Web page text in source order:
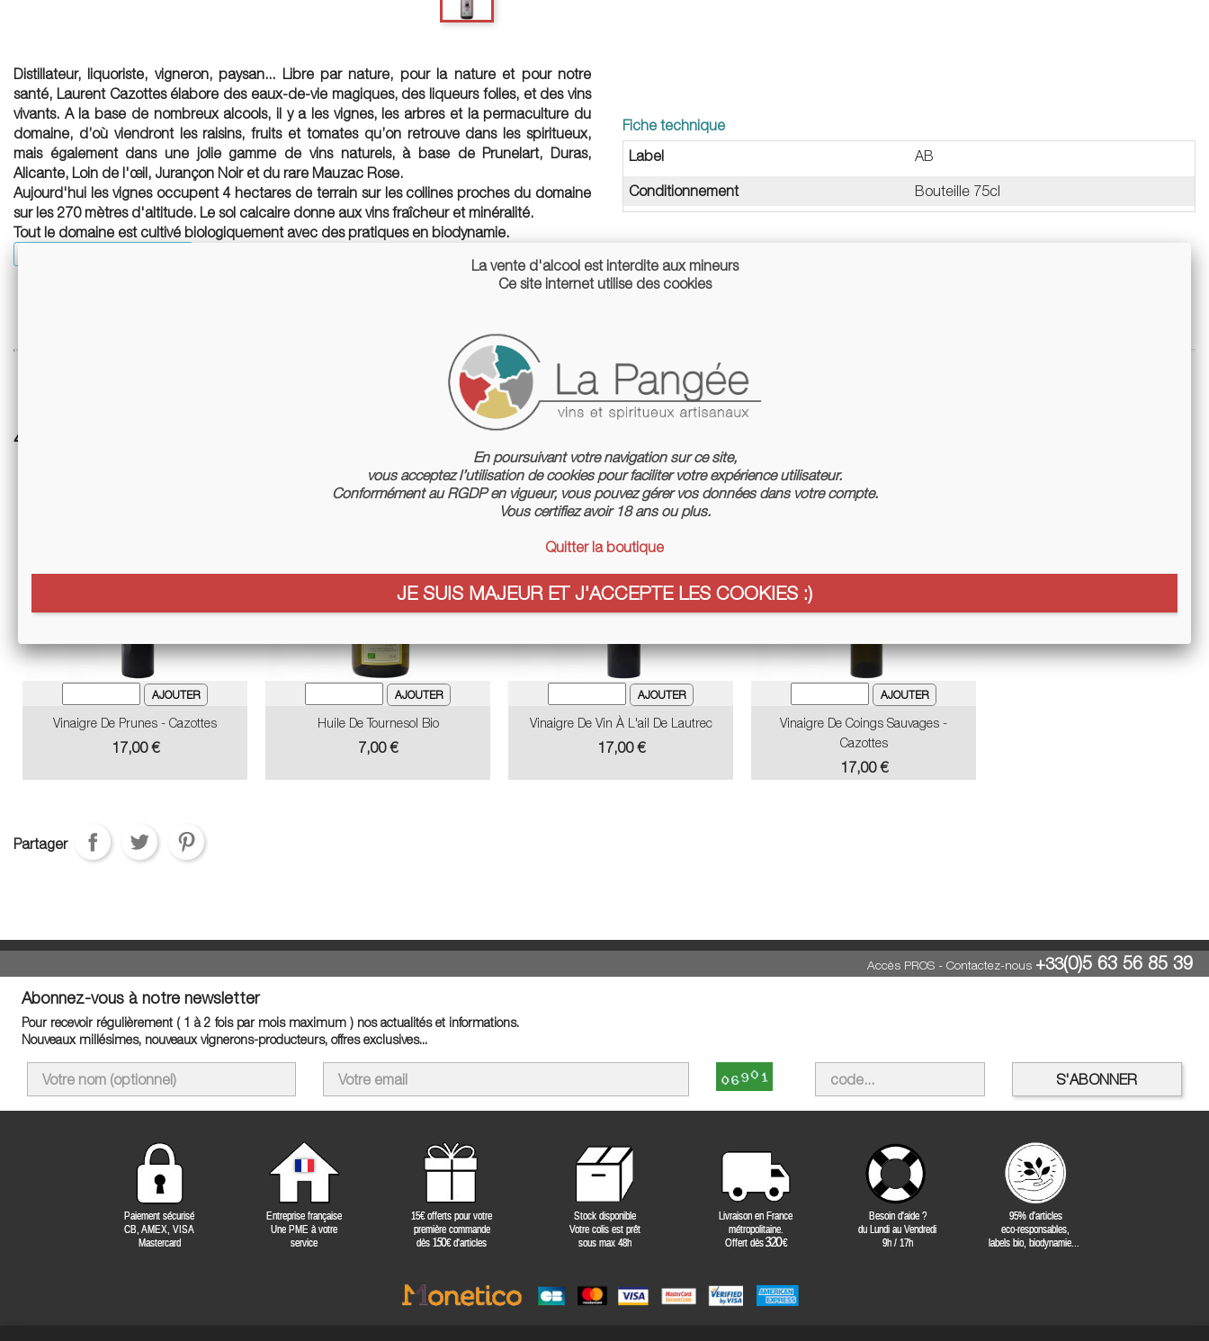
Distillateur, liquoriste, vigneron, paysan... Libre par nature, pour la nature et pour notre
santé, Laurent Cazottes élabore des eaux-de-vie magiques, des liqueurs folles, et des vins
vivants. A la base de nombreux alcools, il y a les vignes, les arbres et la permaculture du
domaine, d’où viendront les raisins, fruits et tomates qu’on retrouve dans les spiritueux,
mais également dans une jolie gamme de vins naturels, à base de Prunelart, Duras,
Alicante, Loin de l'œil, Jurançon Noir et du rare Mauzac Rose.
Aujourd'hui les vignes occupent 4 hectares de terrain sur les collines proches du domaine
sur les 270 mètres d'altitude. Le sol calcaire donne aux vins fraîcheur et minéralité.
Tout le domaine est cultivé biologiquement avec des pratiques en biodynamie.
Fiche technique
Label
AB
Conditionnement Bouteille 75cl
4 autres références associées :
Vinaigre De Prunes - Cazottes
Prix
17,00 €
Huile De Tournesol Bio
Prix
7,00 €
Vinaigre De Vin À L'ail De Lautrec
Prix
17,00 €
Vinaigre De Coings Sauvages -
Cazottes
Prix
17,00 €
Partager
Accès PROS- Contactez-nous +33(0)5 63 56 85 39
Abonnez-vous à notre newsletter
Pour recevoir régulièrement ( 1 à 2 fois par mois maximum ) nos actualités et informations.
Nouveaux millésimes, nouveaux vignerons-producteurs, offres exclusives...
La vente d'alcool est interdite aux mineurs
Ce site internet utilise des cookies
En poursuivant votre navigation sur ce site,
vous acceptez l’utilisation de cookies pour faciliter votre expérience utilisateur.
Conformément au RGDP en vigueur, vous pouvez gérer vos données dans votre compte.
Vous certifiez avoir 18 ans ou plus.
Quitter la boutique
JE SUIS MAJEUR ET J'ACCEPTE LES COOKIES :)